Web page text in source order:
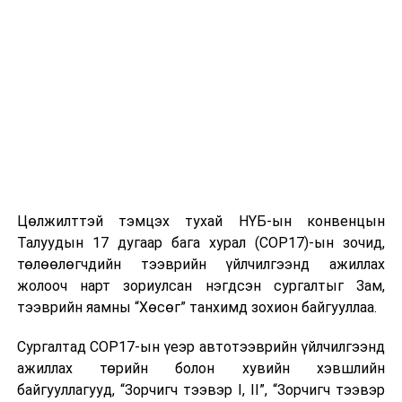
Цөлжилттэй тэмцэх тухай НҮБ-ын конвенцын
Талуудын 17 дугаар бага хурал (COP17)-ын зочид,
төлөөлөгчдийн тээврийн үйлчилгээнд ажиллах
жолооч нарт зориулсан нэгдсэн сургалтыг Зам,
тээврийн яамны “Хөсөг” танхимд зохион байгууллаа.
Сургалтад COP17-ын үеэр автотээврийн үйлчилгээнд
ажиллах төрийн болон хувийн хэвшлийн
байгууллагууд, “Зорчигч тээвэр I, II”, “Зорчигч тээвэр